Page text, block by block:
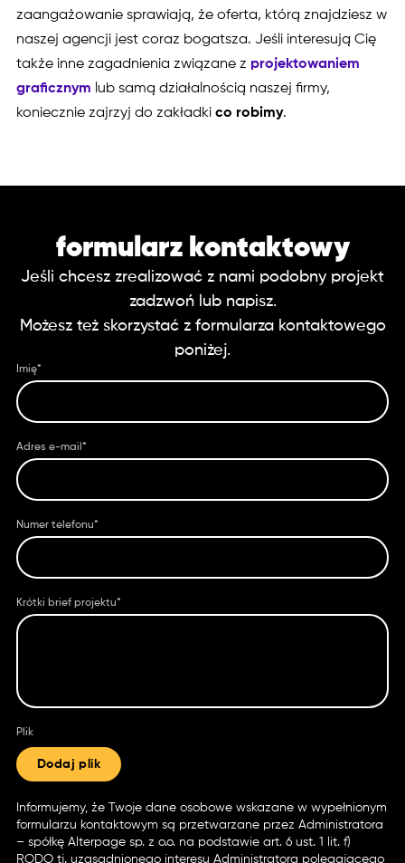
zaangażowanie sprawiają, że oferta, którą znajdziesz w
naszej agencji jest coraz bogatsza. Jeśli interesują Cię
także inne zagadnienia związane z projektowaniem
graficznym lub samą działalnością naszej firmy,
koniecznie zajrzyj do zakładki co robimy.
formularz kontaktowy
Jeśli chcesz zrealizować z nami podobny projekt
zadzwoń lub napisz.
Możesz też skorzystać z formularza kontaktowego
poniżej.
Imię*
Adres e-mail*
Numer telefonu*
Krótki brief projektu*
Plik
Dodaj plik
Informujemy, że Twoje dane osobowe wskazane w wypełnionym
formularzu kontaktowym są przetwarzane przez Administratora
– spółkę Alterpage sp. z o.o. na podstawie art. 6 ust. 1 lit. f)
RODO tj. uzasadnionego interesu Administratora polegającego